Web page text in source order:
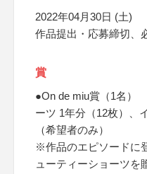
2022年04月30日 (土)
作品提出・応募締切、
賞
●On de miu賞（1名）
ーツ 1年分（12枚）、
（希望者のみ）
※作品のエピソードに
ューティーショーツを